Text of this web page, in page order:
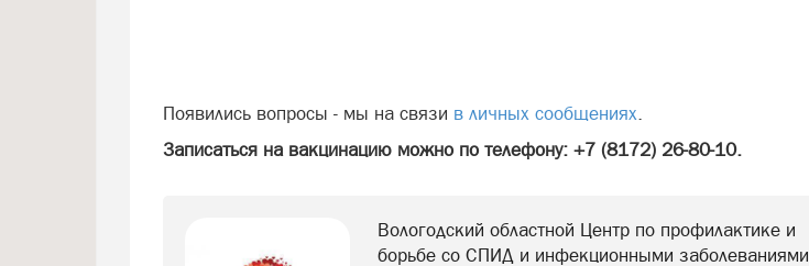
Появились вопросы - мы на связи в личных сообщениях.
Записаться на вакцинацию можно по телефону: +7 (8172) 26-80-10.
Вологодский областной Центр по профилактике и
борьбе со СПИД и инфекционными заболеваниями